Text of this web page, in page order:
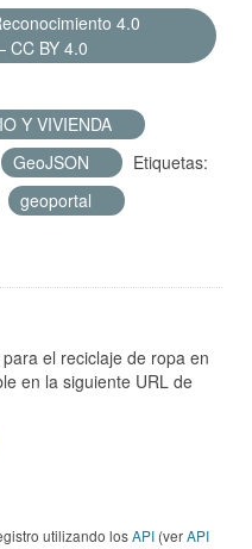
4.0
CC BY 4.0
Y VIVIENDA
GeoJSON
Etiquetas:
geoportal
el reciclaje de ropa en
en la siguiente URL de
utilizando losAPI (verAPI